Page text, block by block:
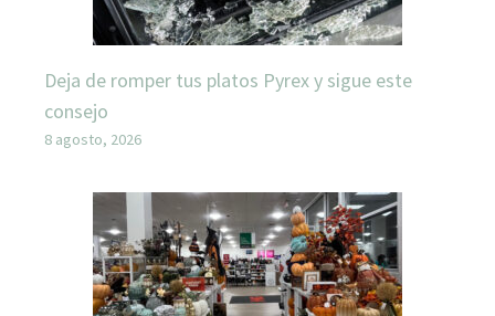
Deja de romper tus platos Pyrex y sigue este
consejo
8 agosto, 2026